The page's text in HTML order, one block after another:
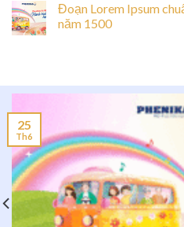
Đoạn Lorem Ipsum
năm 1500
25
Th6